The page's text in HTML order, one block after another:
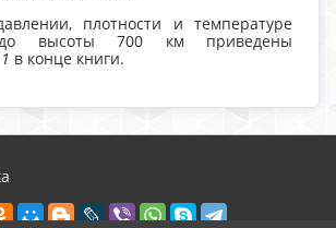
плотности и температуре
высоты 700 км приведены
в конце книги.